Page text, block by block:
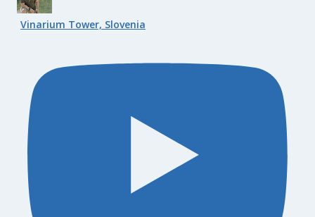
Vinarium Tower, Slovenia